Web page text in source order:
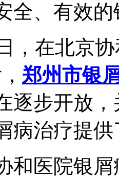
全、有效
，在北京
郑州市银
逐步开放
病治疗提
和医院银